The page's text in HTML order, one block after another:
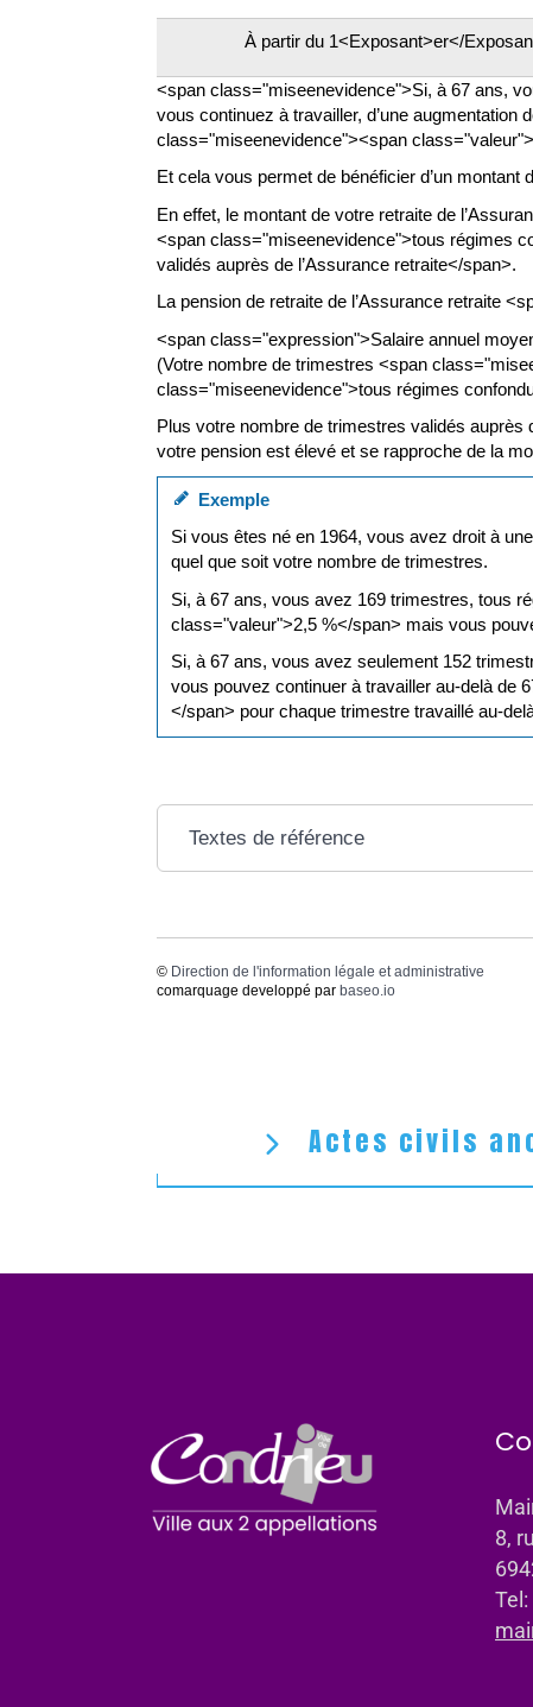
À partir du 1<Exposant>er</
<span class="miseenevidence">Si, à 67 ans,
vous continuez à travailler, d’une
class="miseenevidence"><span
Et cela vous permet de bénéficier d’un montant
En effet, le montant de votre retraite de
<span class="miseenevidence">tous régimes
validés auprès de l’Assurance retraite</span>.
La pension de retraite de l’Assurance retraite
<span class="expression">Salaire annuel
(Votre nombre de trimestres <span
class="miseenevidence">tous régimes
Plus votre nombre de trimestres validés auprès
votre pension est élevé et se rapproche de la
Exemple
Si vous êtes né en 1964, vous avez droit à
quel que soit votre nombre de trimestres.
Si, à 67 ans, vous avez 169 trimestres, tous
class="valeur">2,5 %</span> mais vous
Si, à 67 ans, vous avez seulement 152
vous pouvez continuer à travailler au-delà de
</span> pour chaque trimestre travaillé au-
Textes de référence
© Direction de l'information légale et administrative
comarquage developpé par baseo.io
Actes civils
8,